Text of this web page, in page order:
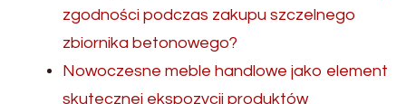
zgodności podczas zakupu szczelnego
zbiornika betonowego?
Nowoczesne meble handlowe jako element
skutecznej ekspozycji produktów